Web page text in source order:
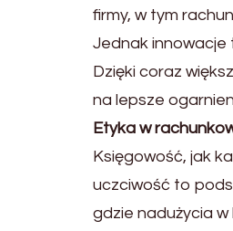
firmy, w tym
Jednak innowacje
Dzięki coraz
na lepsze
Etyka w
Księgowość, jak
uczciwość to
gdzie nadużycia